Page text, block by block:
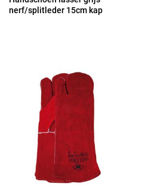
nerf/splitleder 15cm kap